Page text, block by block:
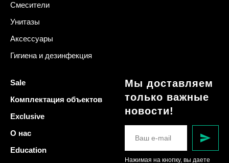
Смесители
Унитазы
Аксессуары
Гигиена и дезинфекция
Sale
Комплектация объектов
Exclusive
О нас
Education
Мы доставляем
только важные
новости!
Нажимая на кнопку, вы даете